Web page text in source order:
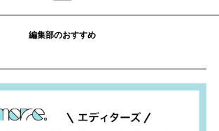
編集部のおすすめ